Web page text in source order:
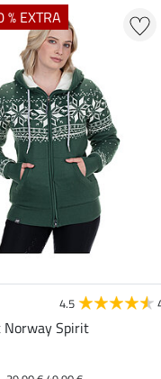
% EXTRA
4.5
Spirit